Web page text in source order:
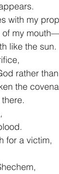
with my
of my
like the sun.
rather
the
there.
for a victim,